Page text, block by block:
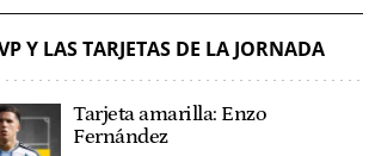
Y LAS TARJETAS DE LA JORNADA
Tarjeta amarilla: Enzo
Fernández